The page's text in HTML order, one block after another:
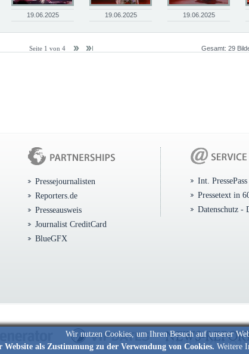
Wir nutzen Cookies, um Ihren Besuch auf unserer
als Zustimmung zu der Verwendung von Cookies. Weitere
19.06.2025 19.06.2025 19.06.2025
Seite 1 von 4 Gesamt: 29
Pressejournalisten
Reporters.de
Presseausweis
Journalist CreditCard
BlueGFX
Int. PressePass
Pressetext in
Datenschutz -